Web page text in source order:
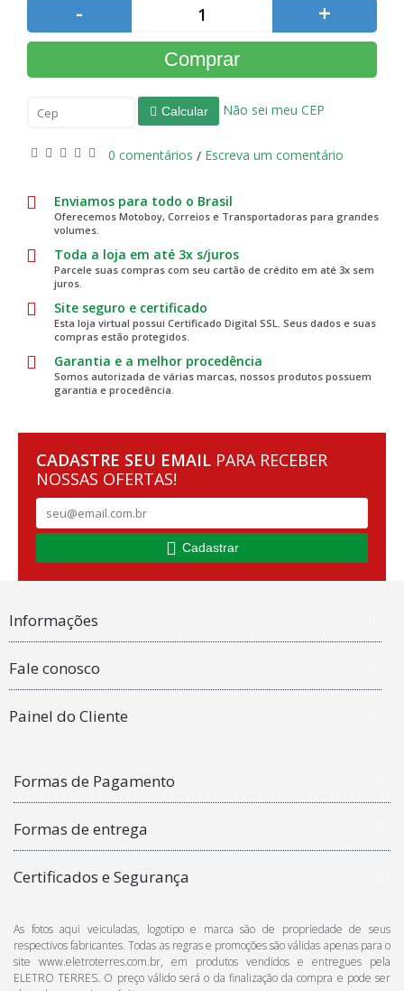
- +
Comprar
Calcular Não sei meu CEP
0 comentários / Escreva um comentário
Enviamos para todo o Brasil
Oferecemos Motoboy, Correios e Transportadoras para grandes
volumes.
Toda a loja em até 3x s/juros
Parcele suas compras com seu cartão de crédito em até 3x sem
juros.
Site seguro e certificado
Esta loja virtual possui Certificado Digital SSL. Seus dados e suas
compras estão protegidos.
Garantia e a melhor procedência
Somos autorizada de várias marcas, nossos produtos possuem
garantia e procedência.
CADASTRE SEU EMAIL PARA RECEBER
NOSSAS OFERTAS!
Cadastrar
Informações
Fale conosco
Painel do Cliente
Formas de Pagamento
Formas de entrega
Certificados e Segurança
As fotos aqui veiculadas, logotipo e marca são de propriedade de seus
respectivos fabricantes. Todas as regras e promoções são válidas apenas para o
site www.eletroterres.com.br, em produtos vendidos e entregues pela
ELETRO TERRES. O preço válido será o da finalização da compra e pode ser